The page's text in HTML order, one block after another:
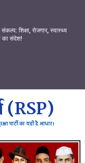
संकल्प: शिक्षा, रोजगार, स्वास्थ्य
का संदेश!
(RSP)
पार्टी का यही है आधार।